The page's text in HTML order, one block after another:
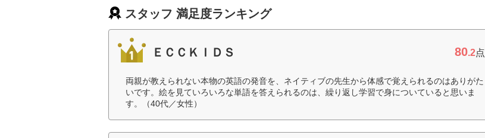
スタッフ 満足度ランキング
ＥＣＣＫＩＤＳ 80.2点
両親が教えられない本物の英語の発音を、ネイティブの先生から体感で覚えられるのはありがた
いです。絵を見ていろいろな単語を答えられるのは、繰り返し学習で身についていると思いま
す。（40代／女性）